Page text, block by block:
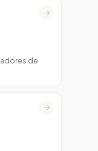
→
de
→